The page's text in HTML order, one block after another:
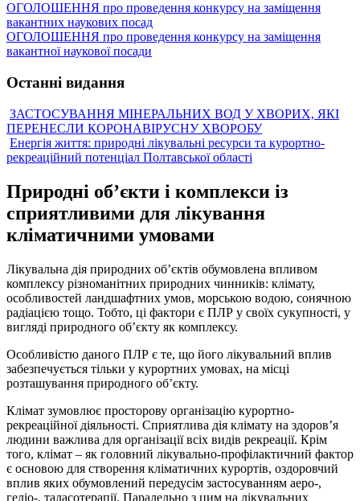
ОГОЛОШЕННЯ про проведення конкурсу на заміщення
вакантних наукових посад
ОГОЛОШЕННЯ про проведення конкурсу на заміщення
вакантної наукової посади
Останні видання
ЗАСТОСУВАННЯ МІНЕРАЛЬНИХ ВОД У ХВОРИХ, ЯКІ
ПЕРЕНЕСЛИ КОРОНАВІРУСНУ ХВОРОБУ
Енергія життя: природні лікувальні ресурси та курортно-
рекреаційний потенціал Полтавської області
Природні об’єкти і комплекси із
сприятливими для лікування
кліматичними умовами
Лікувальна дія природних об’єктів обумовлена впливом
комплексу різноманітних природних чинників: клімату,
особливостей ландшафтних умов, морською водою, сонячною
радіацією тощо. Тобто, ці фактори є ПЛР у своїх сукупності, у
вигляді природного об’єкту як комплексу.
Особливістю даного ПЛР є те, що його лікувальний вплив
забезпечується тільки у курортних умовах, на місці
розташування природного об’єкту.
Клімат зумовлює просторову організацію курортно-
рекреаційної діяльності. Сприятлива дія клімату на здоров’я
людини важлива для організації всіх видів рекреації. Крім
того, клімат – як головний лікувально-профілактичний фактор
є основою для створення кліматичних курортів, оздоровчий
вплив яких обумовлений передусім застосуванням аеро-,
геліо-, таласотерапії. Паралельно з цим на лікувальних